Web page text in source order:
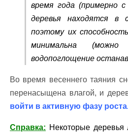
время года (примерно
деревья находятся в
поэтому их
минимальна
водопоглощение
Во время весеннего таяния
перенасыщена влагой, и
войти в активную фазу
Справка: Некоторые